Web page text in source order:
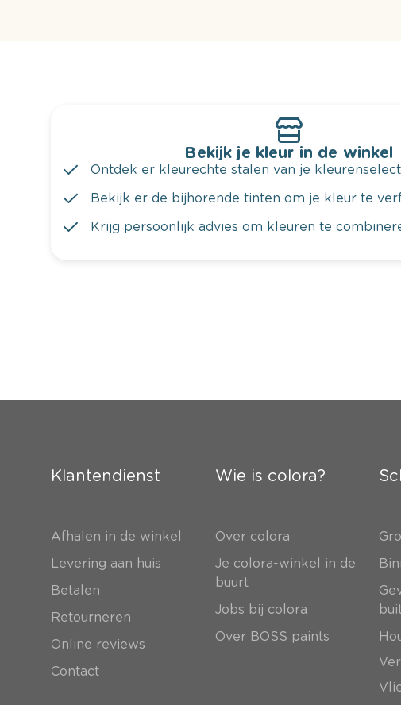
Bekijk je kleur in de winkel
Ontdek er kleurechte stalen van je
Bekijk er de bijhorende tinten om je kleur te
Krijg persoonlijk advies om kleuren te
Klantendienst
Afhalen in de winkel
Levering aan huis
Betalen
Retourneren
Online reviews
Contact
Wie is colora?
Over colora
Je colora-winkel in de
buurt
Jobs bij colora
Over BOSS paints